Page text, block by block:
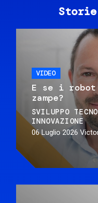
VIDEO
E se i robot
zampe?
SVILUPPO
INNOVAZIONE
06 Luglio 2026